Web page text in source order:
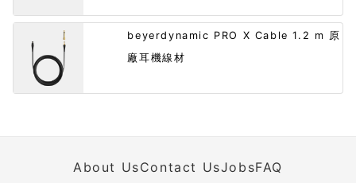
beyerdynamic PRO X Cable 1.2 m 原
廠耳機線材
About UsContact UsJobsFAQ